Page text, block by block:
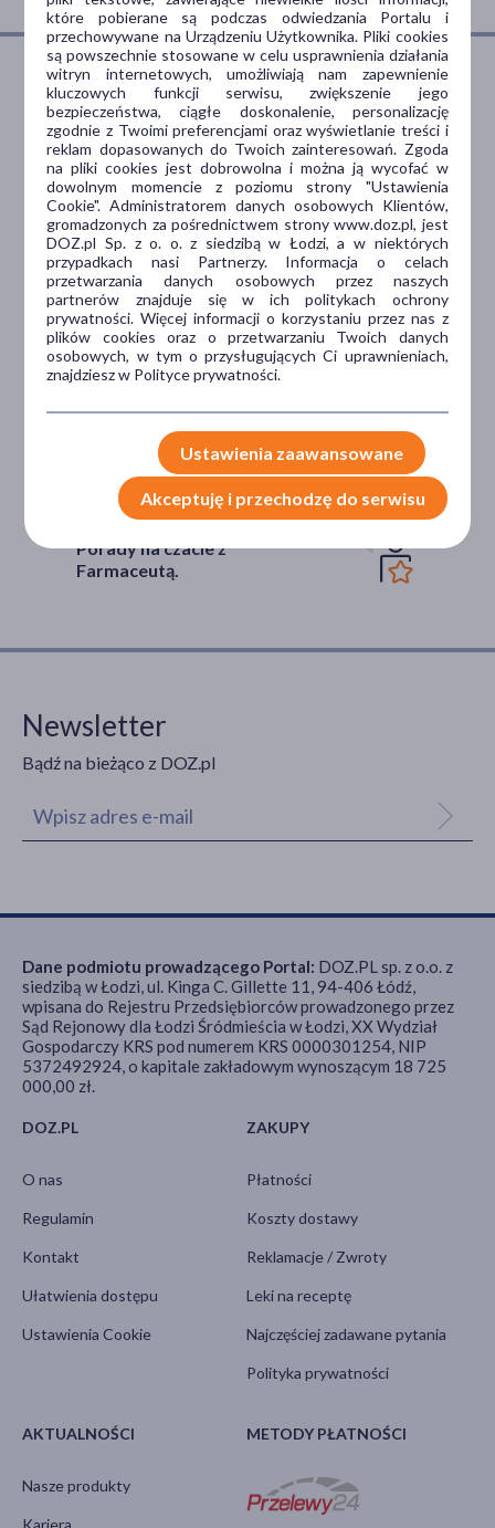
Dlaczego DOZ.pl
Niższe koszta leczenia
Darmowa dostawa do Apteki
Bezpłatna Infolinia dla
Pacjentów.
Bezpieczeństwo
Weryfikacja interakcji leków.
Encyklopedia leków i ziół
Wsparcie w leczeniu
Porady na czacie z
Farmaceutą.
Newsletter
Bądź na bieżąco z DOZ.pl
DOZ.PL
O nas
Regulamin
Kontakt
Ułatwienia dostępu
Ustawienia Cookie
ZAKUPY
Płatności
Koszty dostawy
Reklamacje / Zwroty
Leki na receptę
Najczęściej zadawane pytania
Polityka prywatności
AKTUALNOŚCI
Nasze produkty
METODY PŁATNOŚCI
Dane podmiotu prowadzącego Portal: DOZ.PL sp. z o.o. z
siedzibą w Łodzi, ul. Kinga C. Gillette 11, 94-406 Łódź,
wpisana do Rejestru Przedsiębiorców prowadzonego przez
Sąd Rejonowy dla Łodzi Śródmieścia w Łodzi, XX Wydział
Gospodarczy KRS pod numerem KRS 0000301254, NIP
5372492924, o kapitale zakładowym wynoszącym 18 725
000,00 zł.
które pobierane są podczas odwiedzania Portalu i
przechowywane na Urządzeniu Użytkownika. Pliki cookies
są powszechnie stosowane w celu usprawnienia działania
witryn internetowych, umożliwiają nam zapewnienie
kluczowych funkcji serwisu, zwiększenie jego
bezpieczeństwa, ciągłe doskonalenie, personalizację
zgodnie z Twoimi preferencjami oraz wyświetlanie treści i
reklam dopasowanych do Twoich zainteresowań. Zgoda
na pliki cookies jest dobrowolna i można ją wycofać w
dowolnym momencie z poziomu strony "Ustawienia
Cookie". Administratorem danych osobowych Klientów,
gromadzonych za pośrednictwem strony www.doz.pl, jest
DOZ.pl Sp. z o. o. z siedzibą w Łodzi, a w niektórych
przypadkach nasi Partnerzy. Informacja o celach
przetwarzania danych osobowych przez naszych
partnerów znajduje się w ich politykach ochrony
prywatności. Więcej informacji o korzystaniu przez nas z
plików cookies oraz o przetwarzaniu Twoich danych
osobowych, w tym o przysługujących Ci uprawnieniach,
znajdziesz w Polityce prywatności.
Ustawienia zaawansowane
Akceptuję i przechodzę do serwisu